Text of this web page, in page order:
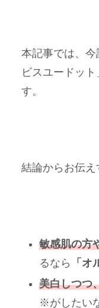
本記事では、
ビスユードッ
す。
結論からお伝え
敏感肌の方
るなら
「オ
美白しつつ
※がしたい